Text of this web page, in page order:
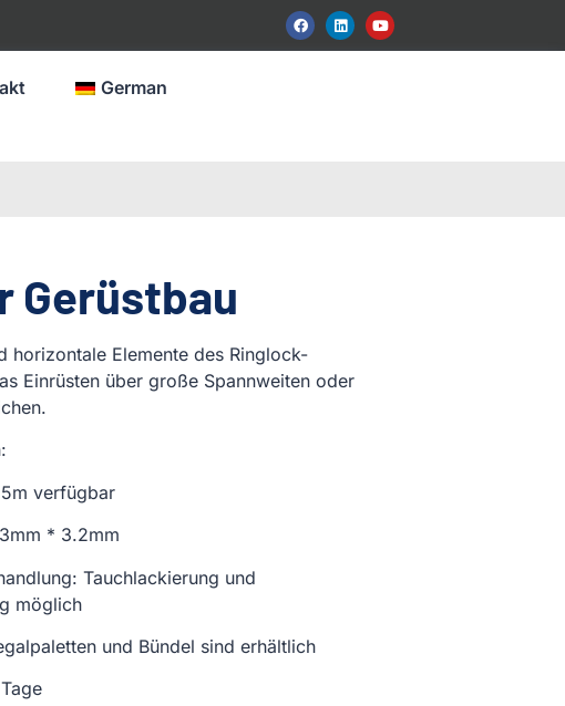
German
Gerüstbau
horizontale Elemente des Ringlock-
Einrüsten über große Spannweiten oder
verfügbar
* 3.2mm
Tauchlackierung und
möglich
und Bündel sind erhältlich